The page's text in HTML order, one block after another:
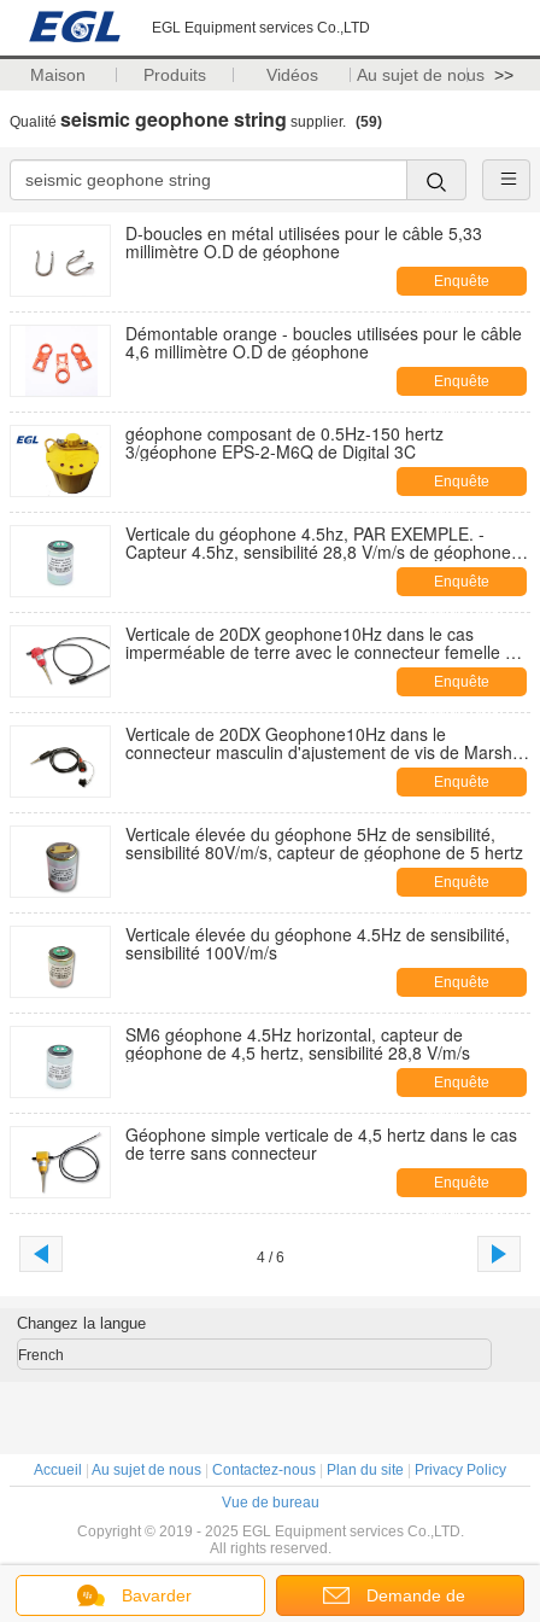
EGL Equipment services Co.,LTD
Maison Produits Vidéos Au sujet de nous >>
Qualité seismic geophone string supplier. (59)
D-boucles en métal utilisées pour le câble 5,33
millimètre O.D de géophone
Enquête
maintenant
Démontable orange - boucles utilisées pour le câble
4,6 millimètre O.D de géophone
Enquête
maintenant
géophone composant de 0.5Hz-150 hertz
3/géophone EPS-2-M6Q de Digital 3C
Enquête
maintenant
Verticale du géophone 4.5hz, PAR EXEMPLE. -
Capteur 4.5hz, sensibilité 28,8 V/m/s de géophone
Enquête
maintenant
Verticale de 20DX geophone10Hz dans le cas
imperméable de terre avec le connecteur femelle de
Enquête
maintenant
Verticale de 20DX Geophone10Hz dans le
connecteur masculin d'ajustement de vis de Marsh
Enquête
maintenant
Verticale élevée du géophone 5Hz de sensibilité,
sensibilité 80V/m/s, capteur de géophone de 5 hertz
Enquête
maintenant
Verticale élevée du géophone 4.5Hz de sensibilité,
sensibilité 100V/m/s
Enquête
maintenant
SM6 géophone 4.5Hz horizontal, capteur de
géophone de 4,5 hertz, sensibilité 28,8 V/m/s
Enquête
maintenant
Géophone simple verticale de 4,5 hertz dans le cas
de terre sans connecteur
Enquête
maintenant
4 / 6
Bavarder Demande de
Changez la langue
French
Accueil Au sujet de nous Contactez-nous Plan du site
Privacy Policy
Vue de bureau
Copyright © 2019 - 2025 EGL Equipment services Co.,LTD.
All rights reserved.